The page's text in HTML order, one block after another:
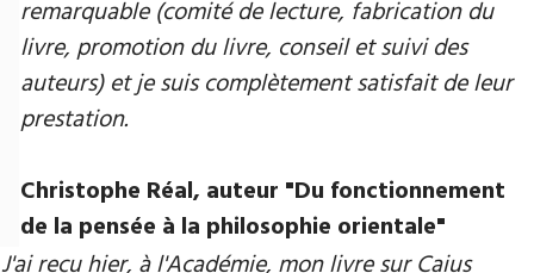
remarquable (comité de lecture, fabrication du
livre, promotion du livre, conseil et suivi des
auteurs) et je suis complètement satisfait de leur
prestation.
Christophe Réal, auteur ​"Du fonctionnement
de la pensée à la philosophie orientale"